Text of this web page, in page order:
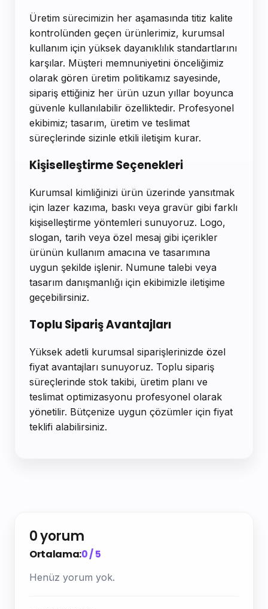
Üretim sürecimizin her aşamasında titiz kalite
kontrolünden geçen ürünlerimiz, kurumsal
kullanım için yüksek dayanıklılık standartlarını
karşılar. Müşteri memnuniyetini önceliğimiz
olarak gören üretim politikamız sayesinde,
sipariş ettiğiniz her ürün uzun yıllar boyunca
güvenle kullanılabilir özelliktedir. Profesyonel
ekibimiz; tasarım, üretim ve teslimat
süreçlerinde sizinle etkili iletişim kurar.
Kişiselleştirme Seçenekleri
Kurumsal kimliğinizi ürün üzerinde yansıtmak
için lazer kazıma, baskı veya gravür gibi farklı
kişiselleştirme yöntemleri sunuyoruz. Logo,
slogan, tarih veya özel mesaj gibi içerikler
ürünün kullanım amacına ve tasarımına
uygun şekilde işlenir. Numune talebi veya
tasarım danışmanlığı için ekibimizle iletişime
geçebilirsiniz.
Toplu Sipariş Avantajları
Yüksek adetli kurumsal siparişlerinizde özel
fiyat avantajları sunuyoruz. Toplu sipariş
süreçlerinde stok takibi, üretim planı ve
teslimat optimizasyonu profesyonel olarak
yönetilir. Bütçenize uygun çözümler için fiyat
teklifi alabilirsiniz.
0 yorum
Ortalama:0 / 5
Henüz yorum yok.